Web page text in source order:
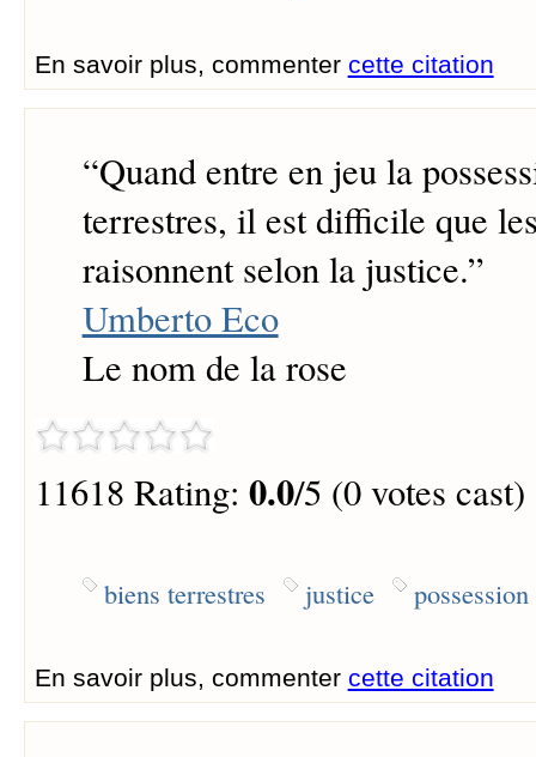
En savoir plus, commenter cette citation
“Quand entre en jeu la
terrestres, il est difficile que
raisonnent selon la justice.”
Umberto Eco
Le nom de la rose
11618 Rating: 0.0/5 (0 votes cast)
biens terrestres justice possession
En savoir plus, commenter cette citation